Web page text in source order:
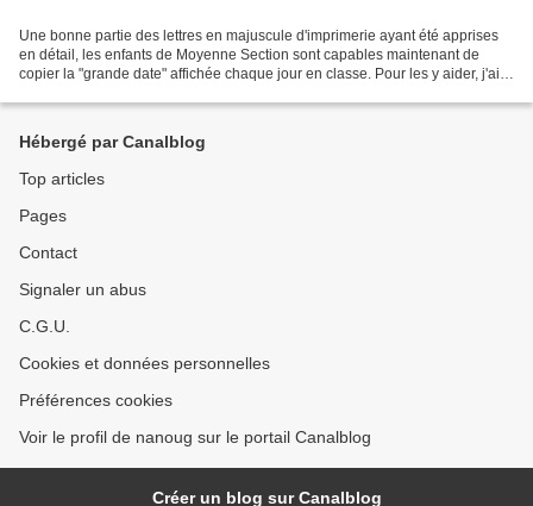
Une bonne partie des lettres en majuscule d'imprimerie ayant été apprises
en détail, les enfants de Moyenne Section sont capables maintenant de
copier la "grande date" affichée chaque jour en classe. Pour les y aider, j'ai
Hébergé par Canalblog
Top articles
Pages
Contact
Signaler un abus
C.G.U.
Cookies et données personnelles
Préférences cookies
Voir le profil de nanoug sur le portail Canalblog
Créer un blog sur Canalblog